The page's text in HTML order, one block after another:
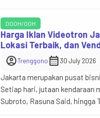
yang lebih menarik, fleksibel,
DOOH/OOH
Harga Iklan Videotron
Lokasi Terbaik, dan
account_circleTrenggono calendar_month30 July 2026
Jakarta merupakan pusat
Setiap hari, jutaan kendaraan
Subroto, Rasuna Said,